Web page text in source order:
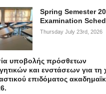
Spring Semester
Examination
Thursday July 23rd, 2026
υποβολής πρόσθετων
και ενστάσεων για
επιδόματος